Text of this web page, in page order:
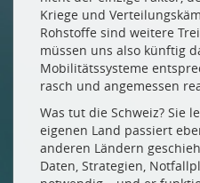
Kriege und
Rohstoffe sind weitere
müssen uns also künftig
Mobilitätssysteme
rasch und angemessen
Was tut die Schweiz? Sie
eigenen Land passiert
anderen Ländern
Daten, Strategien,